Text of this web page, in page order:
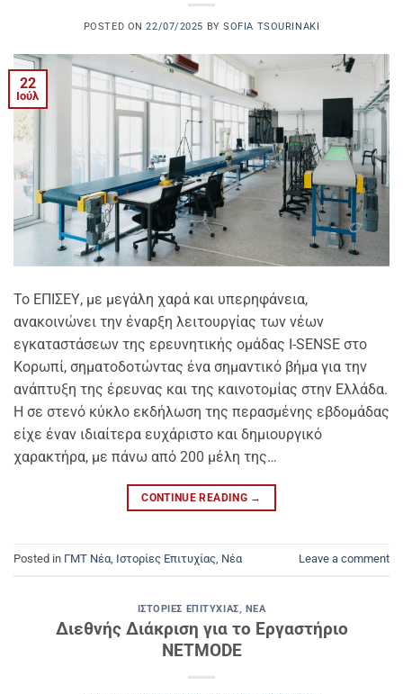
POSTED ON22/07/2025 BYSOFIA TSOURINAKI
22
Ιούλ
Το ΕΠΙΣΕΥ, με μεγάλη χαρά και υπερηφάνεια,
ανακοινώνει την έναρξη λειτουργίας των νέων
εγκαταστάσεων της ερευνητικής ομάδας I-SENSE στο
Κορωπί, σηματοδοτώντας ένα σημαντικό βήμα για την
ανάπτυξη της έρευνας και της καινοτομίας στην Ελλάδα.
Η σε στενό κύκλο εκδήλωση της περασμένης εβδομάδας
είχε έναν ιδιαίτερα ευχάριστο και δημιουργικό
χαρακτήρα, με πάνω από 200 μέλη της…
CONTINUE READING →
Posted in ΓΜΤ Νέα Ιστορίες Επιτυχίας Νέα Leave a comment
ΙΣΤΟΡΊΕΣ ΕΠΙΤΥΧΊΑΣ ΝΈΑ
Διεθνής Διάκριση για το Εργαστήριο
NETMODE